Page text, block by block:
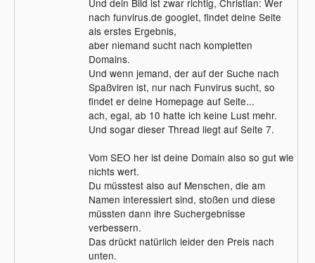
nach funvirus.de googlet, findet deine Seite
als erstes Ergebnis,
aber niemand sucht nach kompletten
Domains.
Und wenn jemand, der auf der Suche nach
Spaßviren ist, nur nach Funvirus sucht, so
findet er deine Homepage auf Seite...
ach, egal, ab 10 hatte ich keine Lust mehr.
Und sogar dieser Thread liegt auf Seite 7.
Vom SEO her ist deine Domain also so gut wie
nichts wert.
Du müsstest also auf Menschen, die am
Namen interessiert sind, stoßen und diese
müssten dann ihre Suchergebnisse
verbessern.
Das drückt natürlich leider den Preis nach
unten.